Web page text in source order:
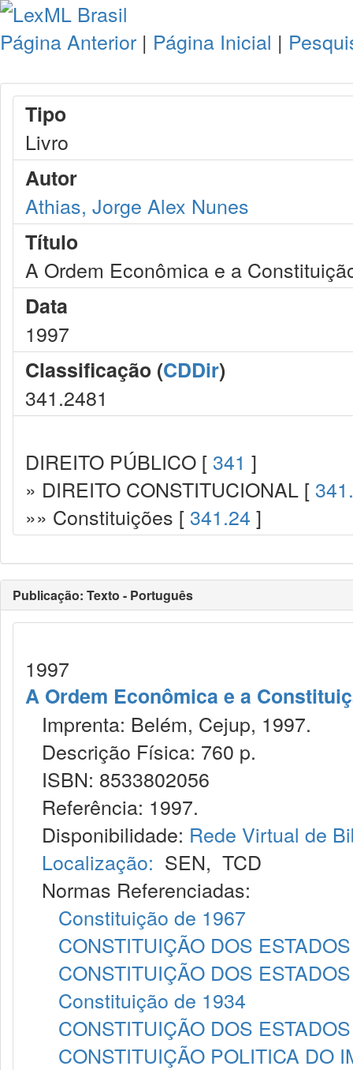
Página Anterior | Página Inicial |
Tipo
Livro
Autor
Athias, Jorge Alex Nunes
Título
A Ordem Econômica e a
Data
1997
Classificação (CDDir)
341.2481
DIREITO PÚBLICO [ 341 ]
» DIREITO CONSTITUCIONAL [
»» Constituições [ 341.24 ]
Publicação: Texto - Português
1997
A Ordem Econômica e a
Imprenta: Belém, Cejup, 1997.
Descrição Física: 760 p.
ISBN: 8533802056
Referência: 1997.
Disponibilidade: Rede Virtual de
Localização: SEN, TCD
Normas Referenciadas:
Constituição de 1967
CONSTITUIÇÃO DOS
CONSTITUIÇÃO DOS
Constituição de 1934
CONSTITUIÇÃO DOS
CONSTITUIÇÃO POLITICA DO